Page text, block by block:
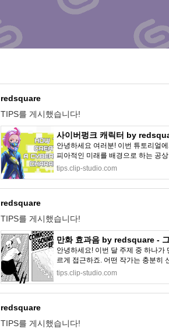
redsquare
TIPS를 게시했습니다!
사이버펑크 캐릭터 by
안녕하세요 여러분! 이번 튜토리얼
피아적인 미래를 배경으로 하는 공
tips.clip-studio.com
redsquare
TIPS를 게시했습니다!
만화 효과음 by redsquare -
안녕하세요! 이번 달 주제 중 하나
르게 접근하죠. 어떤 작가는 충분히
tips.clip-studio.com
redsquare
TIPS를 게시했습니다!